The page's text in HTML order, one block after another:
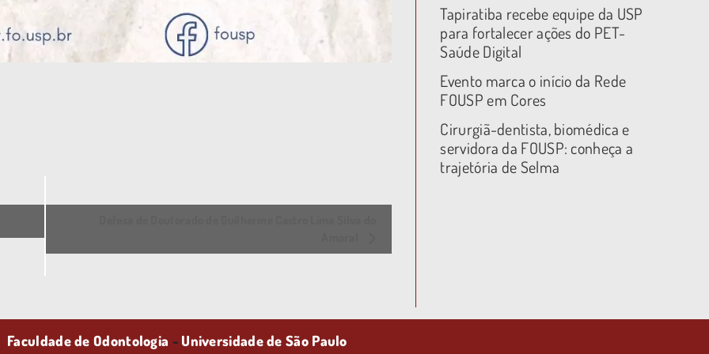
Tapiratiba recebe equipe da USP
para fortalecer ações do PET-
Saúde Digital
Evento marca o início da Rede
FOUSP em Cores
Cirurgiã-dentista, biomédica e
servidora da FOUSP: conheça a
trajetória de Selma
Faculdade de Odontologia - Universidade de São Paulo